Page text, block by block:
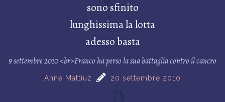
sono sfinito
lunghissima la lotta
adesso basta
9 settembre 2010 <br>Franco ha perso la sua battaglia contro il cancro
Anne Mattiuz 20 settembre 2010